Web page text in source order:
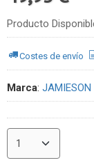
Producto
Costes de envío
Marca: JAMIESON